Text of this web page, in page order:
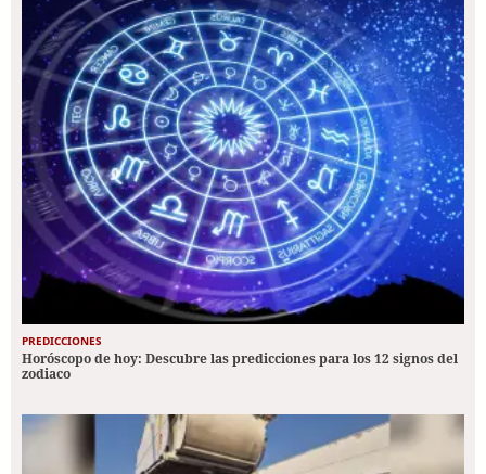
PREDICCIONES
Horóscopo de hoy: Descubre las predicciones para los 12 signos del
zodiaco